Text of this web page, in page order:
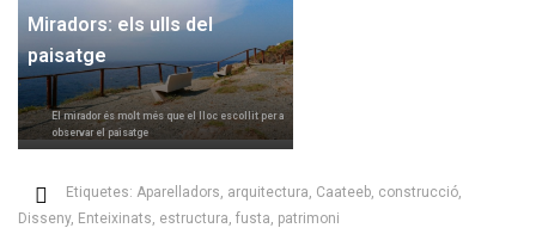
Miradors: els ulls del
paisatge
El mirador és molt més que el lloc escollit per a
observar el paisatge
Etiquetes: Aparelladors, arquitectura, Caateeb, construcció,
Disseny, Enteixinats, estructura, fusta, patrimoni